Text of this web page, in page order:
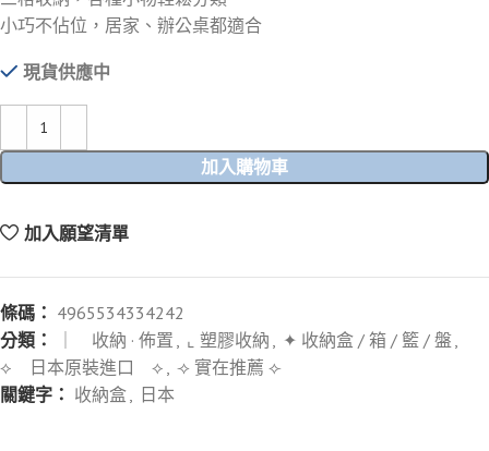
小巧不佔位，居家、辦公桌都適合
現貨供應中
加入購物車
加入願望清單
條碼： 4965534334242
分類：
｜ 收納 · 佈置 , ⌞ 塑膠收納 , ✦ 收納盒 / 箱 / 籃 / 盤,
⟡ 日本原裝進口 ⟡ , ⟢ 實在推薦 ⟣
關鍵字： 收納盒, 日本